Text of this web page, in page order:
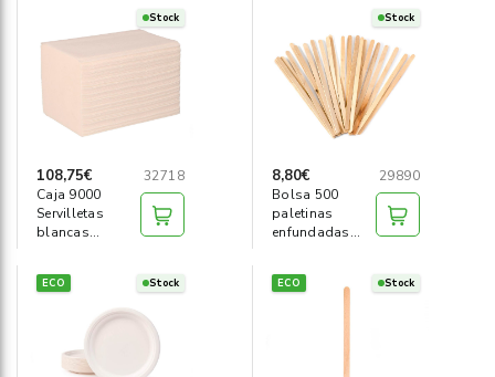
Stock
108,75€
32718
Caja 9000
Servilletas
blancas
Stock
8,80€
29890
Bolsa 500
paletinas
enfundadas
ECO Stock ECO Stock